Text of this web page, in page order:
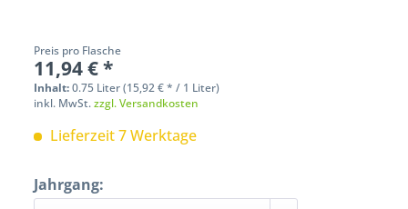
Preis pro Flasche
11,94 € *
Inhalt:0.75 Liter (15,92 € * / 1 Liter)
inkl. MwSt.zzgl. Versandkosten
Lieferzeit 7 Werktage
Jahrgang: